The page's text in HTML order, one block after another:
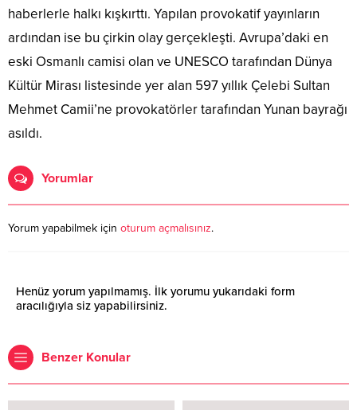
haberlerle halkı kışkırttı. Yapılan provokatif yayınların
ardından ise bu çirkin olay gerçekleşti. Avrupa’daki en
eski Osmanlı camisi olan ve UNESCO tarafından Dünya
Kültür Mirası listesinde yer alan 597 yıllık Çelebi Sultan
Mehmet Camii’ne provokatörler tarafından Yunan bayrağı
asıldı.
Yorumlar
Yorum yapabilmek için oturum açmalısınız.
Henüz yorum yapılmamış. İlk yorumu yukarıdaki form
aracılığıyla siz yapabilirsiniz.
Benzer Konular